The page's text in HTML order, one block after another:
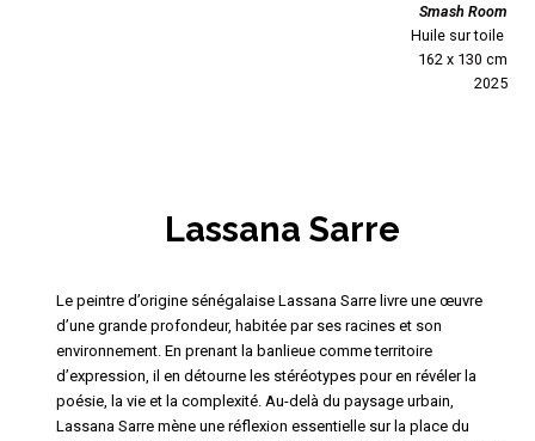
Smash Room
Huile sur toile
162 x 130 cm
2025
Lassana Sarre
Le peintre d’origine sénégalaise Lassana Sarre livre une œuvre
d’une grande profondeur, habitée par ses racines et son
environnement. En prenant la banlieue comme territoire
d’expression, il en détourne les stéréotypes pour en révéler la
poésie, la vie et la complexité. Au-delà du paysage urbain,
Lassana Sarre mène une réflexion essentielle sur la place du